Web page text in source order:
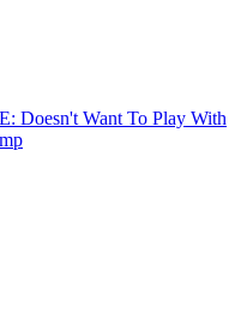
Doesn't Want To Play With